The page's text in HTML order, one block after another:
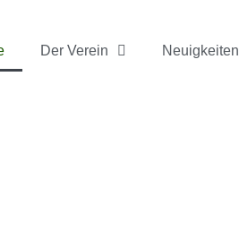
Der Verein Neuigkeiten